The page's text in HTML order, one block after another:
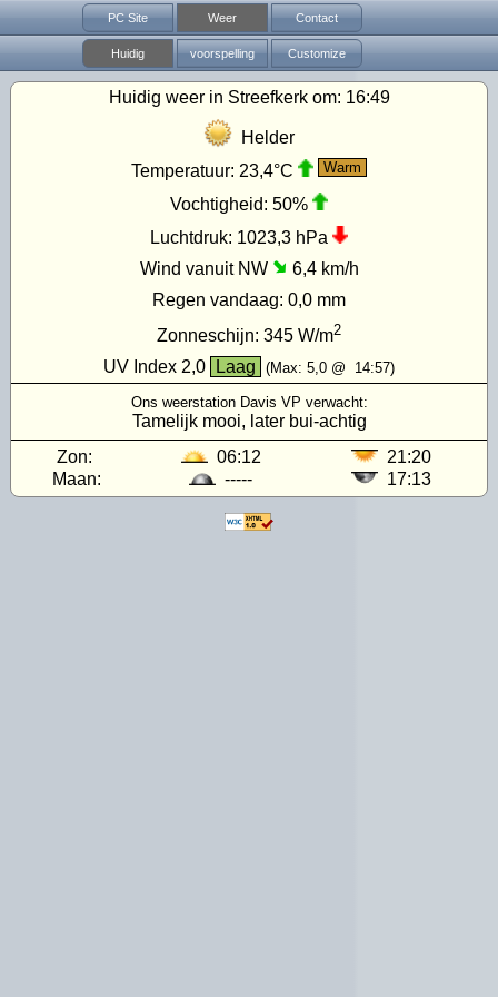
PC Site Weer Contact
Huidig voorspelling Customize
Huidig weer in Streefkerk om: 16:49
Helder
Temperatuur: 23,4°C Warm
Vochtigheid: 50%
Luchtdruk: 1023,3 hPa
Wind vanuit NW
6,4 km/h
Regen vandaag: 0,0 mm
Zonneschijn: 345 W/m2
UV Index 2,0 Laag (Max: 5,0 @ 14:57)
Ons weerstation Davis VP verwacht:
Tamelijk mooi, later bui-achtig
Zon:
06:12
21:20
Maan:
----- 17:13